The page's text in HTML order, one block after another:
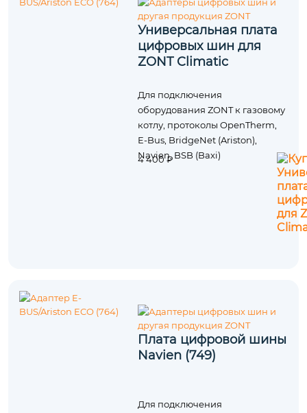
Универсальная плата
цифровых шин для
ZONT Climatic
Для подключения
оборудования ZONT к газовому
котлу, протоколы OpenTherm,
E-Bus, BridgeNet (Ariston),
Navien, BSB (Baxi)
4 400 ₽
Плата цифровой шины
Navien (749)
Для подключения